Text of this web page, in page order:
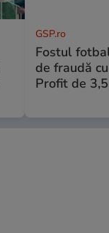
GSP.ro
Fostul
de fraudă
Profit de